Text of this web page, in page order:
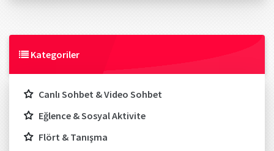
Kategoriler
Canlı Sohbet & Video Sohbet
Eğlence & Sosyal Aktivite
Flört & Tanışma